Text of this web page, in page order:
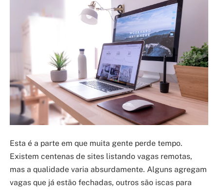
Esta é a parte em que muita gente perde tempo.
Existem centenas de sites listando vagas remotas,
mas a qualidade varia absurdamente. Alguns agregam
vagas que já estão fechadas, outros são iscas para